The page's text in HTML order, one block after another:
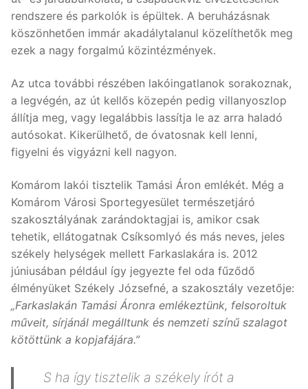
rendszere és parkolók is épültek. A beruházásnak
köszönhetően immár akadálytalanul közelíthetők meg
ezek a nagy forgalmú közintézmények.
Az utca további részében lakóingatlanok sorakoznak,
a legvégén, az út kellős közepén pedig villanyoszlop
állítja meg, vagy legalábbis lassítja le az arra haladó
autósokat. Kikerülhető, de óvatosnak kell lenni,
figyelni és vigyázni kell nagyon.
Komárom lakói tisztelik Tamási Áron emlékét. Még a
Komárom Városi Sportegyesület természetjáró
szakosztályának zarándoktagjai is, amikor csak
tehetik, ellátogatnak Csíksomlyó és más neves, jeles
székely helységek mellett Farkaslakára is. 2012
júniusában például így jegyezte fel oda fűződő
élményüket Székely Józsefné, a szakosztály vezetője:
„Farkaslakán Tamási Áronra emlékeztünk, felsoroltuk
műveit, sírjánál megálltunk és nemzeti színű szalagot
kötöttünk a kopjafájára.”
S ha így tisztelik a székely írót a